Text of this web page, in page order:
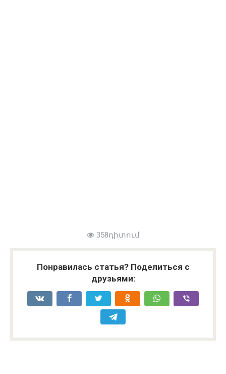
358դիտում
Понравилась статья? Поделиться с
друзьями: